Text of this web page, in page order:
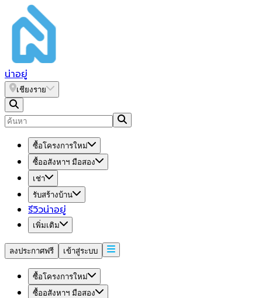
น่าอยู่
เชียงราย
ซื้อโครงการใหม่
ซื้ออสังหาฯ มือสอง
เช่า
รับสร้างบ้าน
รีวิวน่าอยู่
เพิ่มเติม
ลงประกาศฟรี เข้าสู่ระบบ
ซื้อโครงการใหม่
ซื้ออสังหาฯ มือสอง